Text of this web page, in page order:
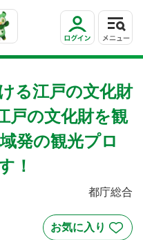
る江戸の文化財
の文化財を観
発の観光プロ
！
都庁総合